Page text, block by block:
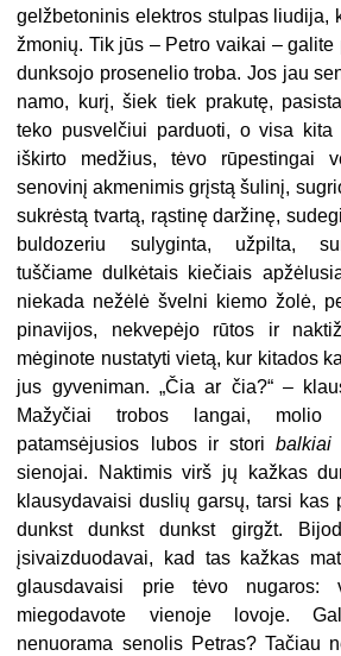
gelžbetoninis elektros stulpas liudija,
žmonių. Tik jūs – Petro vaikai – galite
dunksojo prosenelio troba. Jos jau
namo, kurį, šiek tiek prakutę,
teko pusvelčiui parduoti, o visa kita
iškirto medžius, tėvo rūpestingai
senovinį akmenimis grįstą šulinį,
sukrėstą tvartą, rąstinę daržinę,
buldozeriu sulyginta, užpilta,
tuščiame dulkėtais kiečiais
niekada nežėlė švelni kiemo žolė,
pinavijos, nekvepėjo rūtos ir
mėginote nustatyti vietą, kur kitados
jus gyveniman. „Čia ar čia?“ –
Mažyčiai trobos langai,
patamsėjusios lubos ir stori balkiai
sienojai. Naktimis virš jų kažkas
klausydavaisi duslių garsų, tarsi kas
dunkst dunkst dunkst girgžt.
įsivaizduodavai, kad tas kažkas
glausdavaisi prie tėvo nugaros:
miegodavote vienoje lovoje.
nenuorama senolis Petras? Tačiau